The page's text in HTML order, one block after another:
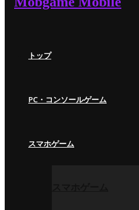
トップ
PC・コンソールゲーム
スマホゲーム